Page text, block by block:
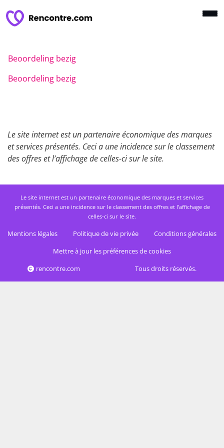
Beoordeling bezig
Beoordeling bezig
Le site internet est un partenaire économique des marques
et services présentés. Ceci a une incidence sur le classement
des offres et l’affichage de celles-ci sur le site.
Le site internet est un partenaire économique des marques et services
présentés. Ceci a une incidence sur le classement des offres et l’affichage de
celles-ci sur le site.
Mentions légales Politique de vie privée
Conditions générales
Mettre à jour les préférences de cookies
rencontre.com
Tous droits réservés.